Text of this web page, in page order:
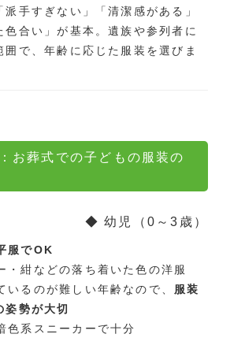
派手すぎない」「清潔感がある」
色合い」が基本。遺族や参列者に
囲で、年齢に応じた服装を選びま
お葬式での子どもの服装の
◆ 幼児（0～3歳）
服でOK
・紺などの落ち着いた色の洋服
いるのが難しい年齢なので、 服装
姿勢が大切
色系スニーカーで十分